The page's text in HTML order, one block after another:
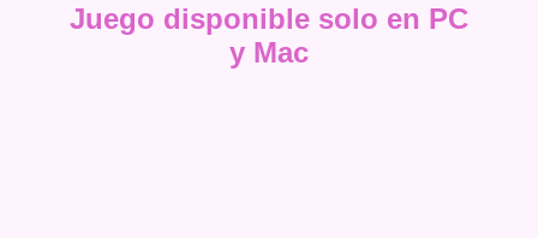
Juego disponible solo en PC
y Mac